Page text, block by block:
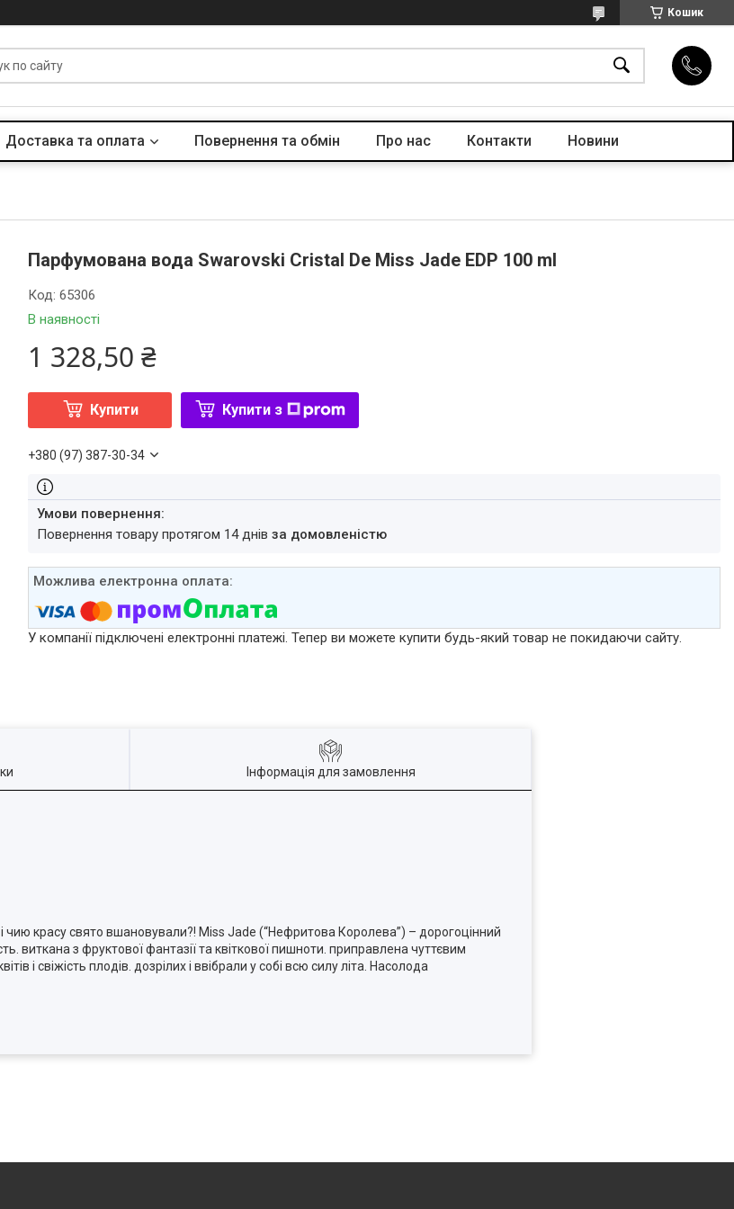
Кошик
Доставка та оплата Повернення та обмін Про нас Контакти Новини
Парфумована вода Swarovski Cristal De Miss Jade EDP 100 ml
В наявності
Код:65306
1 328,50 ₴
Купити Купити з
+380 (97) 387-30-34
повернення товару протягом 14 днівза домовленістю
У компанії підключені електронні платежі. Тепер ви можете купити будь-який товар не покидаючи сайту.
Інформація для замовлення
красу свято вшановували?! Miss Jade (“Нефритова Королева”) – дорогоцінний
виткана з фруктової фантазії та квіткової пишноти. приправлена чуттєвим
і свіжість плодів. дозрілих і ввібрали у собі всю силу літа. Насолода